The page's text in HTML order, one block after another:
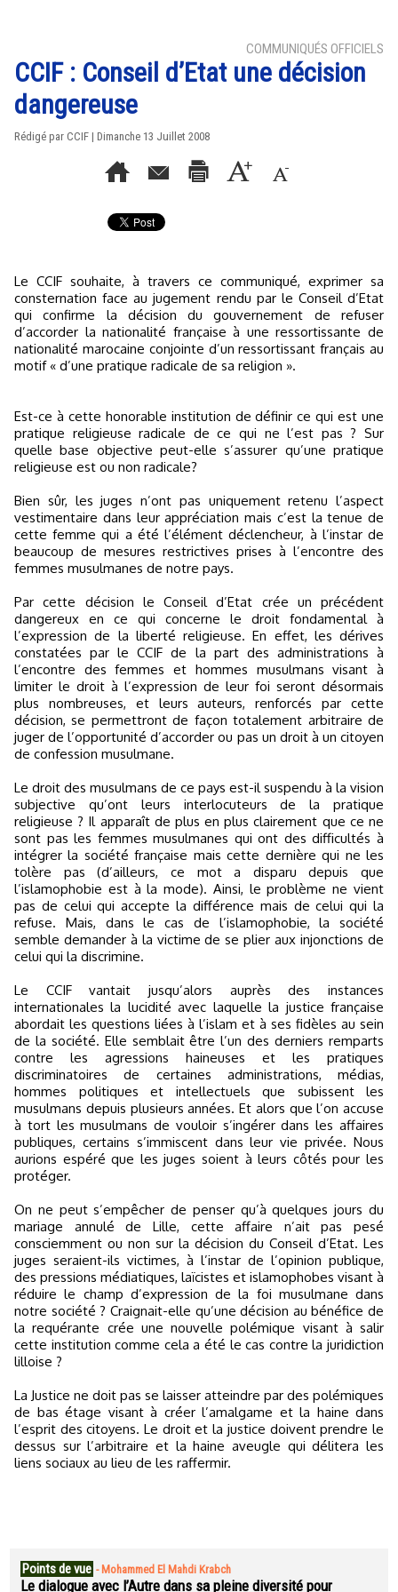
COMMUNIQUÉS OFFICIELS
CCIF : Conseil d’Etat une décision
dangereuse
Rédigé par CCIF | Dimanche 13 Juillet 2008
Le CCIF souhaite, à travers ce communiqué, exprimer sa
consternation face au jugement rendu par le Conseil d’Etat
qui confirme la décision du gouvernement de refuser
d’accorder la nationalité française à une ressortissante de
nationalité marocaine conjointe d’un ressortissant français au
motif « d’une pratique radicale de sa religion ».
Est-ce à cette honorable institution de définir ce qui est une
pratique religieuse radicale de ce qui ne l’est pas ? Sur
quelle base objective peut-elle s’assurer qu’une pratique
religieuse est ou non radicale?
Bien sûr, les juges n’ont pas uniquement retenu l’aspect
vestimentaire dans leur appréciation mais c’est la tenue de
cette femme qui a été l’élément déclencheur, à l’instar de
beaucoup de mesures restrictives prises à l’encontre des
femmes musulmanes de notre pays.
Par cette décision le Conseil d’Etat crée un précédent
dangereux en ce qui concerne le droit fondamental à
l’expression de la liberté religieuse. En effet, les dérives
constatées par le CCIF de la part des administrations à
l’encontre des femmes et hommes musulmans visant à
limiter le droit à l’expression de leur foi seront désormais
plus nombreuses, et leurs auteurs, renforcés par cette
décision, se permettront de façon totalement arbitraire de
juger de l’opportunité d’accorder ou pas un droit à un citoyen
de confession musulmane.
Le droit des musulmans de ce pays est-il suspendu à la vision
subjective qu’ont leurs interlocuteurs de la pratique
religieuse ? Il apparaît de plus en plus clairement que ce ne
sont pas les femmes musulmanes qui ont des difficultés à
intégrer la société française mais cette dernière qui ne les
tolère pas (d’ailleurs, ce mot a disparu depuis que
l’islamophobie est à la mode). Ainsi, le problème ne vient
pas de celui qui accepte la différence mais de celui qui la
refuse. Mais, dans le cas de l’islamophobie, la société
semble demander à la victime de se plier aux injonctions de
celui qui la discrimine.
Le CCIF vantait jusqu’alors auprès des instances
internationales la lucidité avec laquelle la justice française
abordait les questions liées à l’islam et à ses fidèles au sein
de la société. Elle semblait être l’un des derniers remparts
contre les agressions haineuses et les pratiques
discriminatoires de certaines administrations, médias,
hommes politiques et intellectuels que subissent les
musulmans depuis plusieurs années. Et alors que l’on accuse
à tort les musulmans de vouloir s’ingérer dans les affaires
publiques, certains s’immiscent dans leur vie privée. Nous
aurions espéré que les juges soient à leurs côtés pour les
protéger.
On ne peut s’empêcher de penser qu’à quelques jours du
mariage annulé de Lille, cette affaire n’ait pas pesé
consciemment ou non sur la décision du Conseil d’Etat. Les
juges seraient-ils victimes, à l’instar de l’opinion publique,
des pressions médiatiques, laïcistes et islamophobes visant à
réduire le champ d’expression de la foi musulmane dans
notre société ? Craignait-elle qu’une décision au bénéfice de
la requérante crée une nouvelle polémique visant à salir
cette institution comme cela a été le cas contre la juridiction
lilloise ?
La Justice ne doit pas se laisser atteindre par des polémiques
de bas étage visant à créer l’amalgame et la haine dans
l’esprit des citoyens. Le droit et la justice doivent prendre le
dessus sur l’arbitraire et la haine aveugle qui délitera les
liens sociaux au lieu de les raffermir.
Points de vue - Mohammed El Mahdi Krabch
Le dialogue avec l’Autre dans sa pleine diversité pour